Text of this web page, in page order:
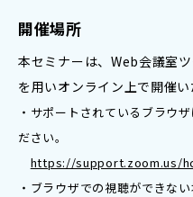
開催場所
本セミナーは、Web会議室
を用いオンライン上で開催い
・サポートされているブラウ
ださい。
https://support.zoom.us/
・ブラウザでの視聴ができな